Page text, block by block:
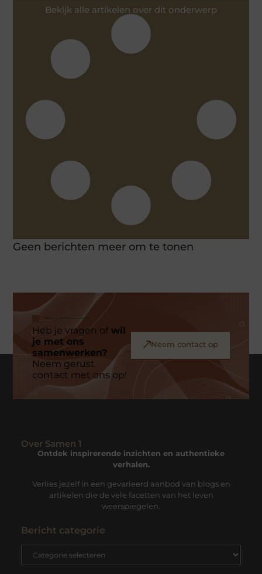
Bekijk alle artikelen over dit onderwerp
Geen berichten meer om te tonen
Heb je vragen ofwil
je met ons
samenwerken?
Neem gerust
contact met ons op!
Neem contact op
Over Samen 1
Ontdek inspirerende inzichten en authentieke
verhalen.
Verlies jezelf in een gevarieerd aanbod van blogs en
artikelen die de vele facetten van het leven
weerspiegelen.
Bericht categorie